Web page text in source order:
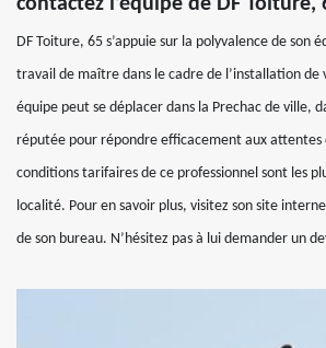
DF Toiture, 65 s’appuie sur la polyvalence de son
travail de maître dans le cadre de l’installation
équipe peut se déplacer dans la Prechac de ville,
réputée pour répondre efficacement aux attentes
conditions tarifaires de ce professionnel sont les
localité. Pour en savoir plus, visitez son site
de son bureau. N’hésitez pas à lui demander un